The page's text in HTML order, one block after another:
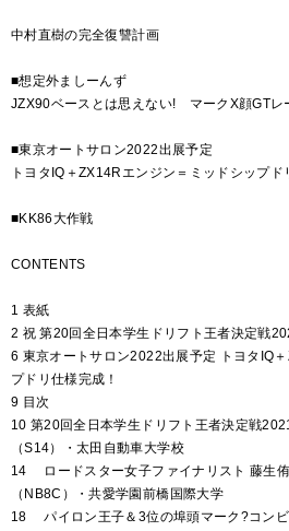
中村直樹の完全復讐計画
■想定外ましーんず
JZX90ベースとは思えない! マークX顔GTレ
■東京オートサロン2022出展予定
トヨタIQ＋ZX14Rエンジン＝ミッドシップド
■KK86大作戦
CONTENTS
1 表紙
2 祝 第20回全日本学生ドリフト王者決定戦
6 東京オートサロン2022出展予定 トヨタIQ
プドリ仕様完成！
9 目次
10 第20回全日本学生ドリフト王者決定戦
（S14）・太田自動車大学校
14 ロードスター女子ファイナリスト 藤生
（NB8C）・共愛学園前橋国際大学
18 パイロン王子＆3位の埠頭マーク?コン